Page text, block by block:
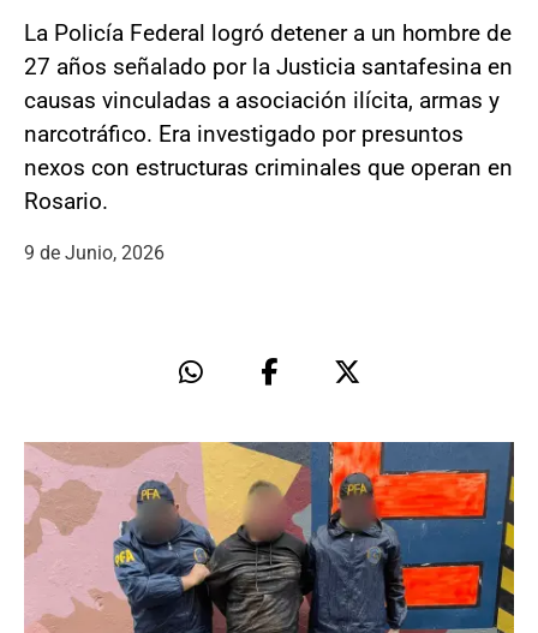
La Policía Federal logró detener a un hombre de
27 años señalado por la Justicia santafesina en
causas vinculadas a asociación ilícita, armas y
narcotráfico. Era investigado por presuntos
nexos con estructuras criminales que operan en
Rosario.
9 de Junio, 2026